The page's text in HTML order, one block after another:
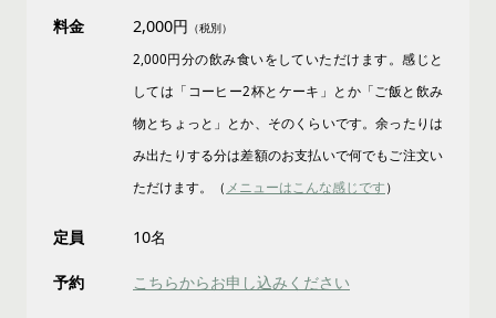
料金 2,000円 （税別）
2,000円分の飲み食いをしていただけます。感じと
しては「コーヒー2杯とケーキ」とか「ご飯と飲み
物とちょっと」とか、そのくらいです。余ったりは
み出たりする分は差額のお支払いで何でもご注文い
ただけます。（ メニューはこんな感じです ）
定員 10名
予約 こちらからお申し込みください